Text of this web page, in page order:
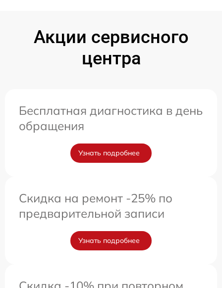
Акции сервисного
центра
Бесплатная диагностика в день
обращения
Узнать подробнее
Скидка на ремонт -25% по
предварительной записи
Узнать подробнее